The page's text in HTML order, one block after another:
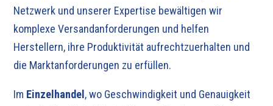
Netzwerk und unserer Expertise bewältigen wir
komplexe Versandanforderungen und helfen
Herstellern, ihre Produktivität aufrechtzuerhalten und
die Marktanforderungen zu erfüllen.
Im Einzelhandel , wo Geschwindigkeit und Genauigkeit